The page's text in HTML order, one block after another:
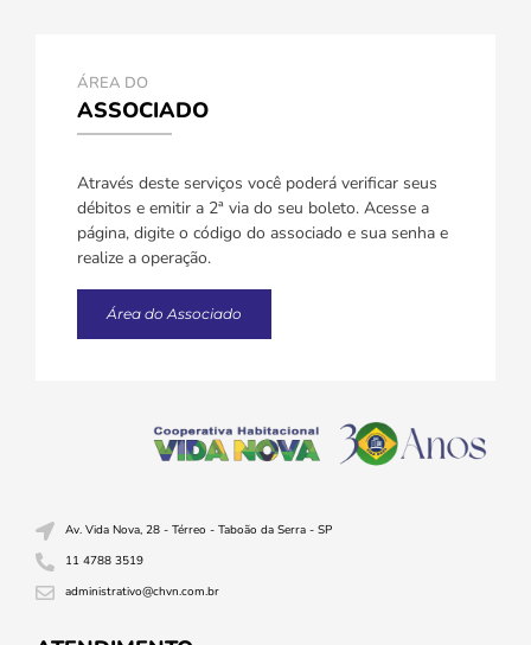
ÁREA DO
ASSOCIADO
Através deste serviços você poderá verificar seus
débitos e emitir a 2ª via do seu boleto. Acesse a
página, digite o código do associado e sua senha e
realize a operação.
Área do Associado
Av. Vida Nova, 28 - Térreo - Taboão da Serra - SP
11 4788 3519
administrativo@chvn.com.br